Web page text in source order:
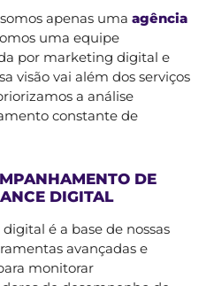
apenas uma agência
uma equipe
por marketing digital e
visão vai além dos serviços
a análise
constante de
DE
DIGITAL
é a base de nossas
avançadas e
monitorar